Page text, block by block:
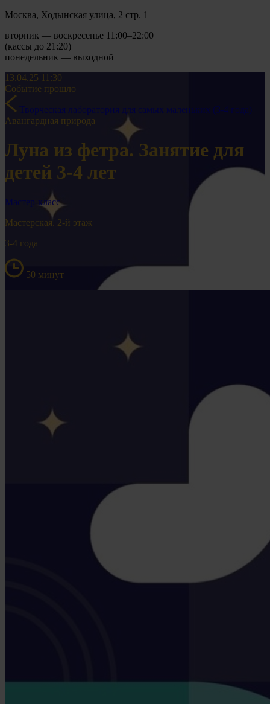
Москва, Ходынская улица, 2 стр. 1
вторник — воскресенье 11:00–22:00
(кассы до 21:20)
понедельник — выходной
13.04.25 11:30
Событие прошло
Творческая лаборатория для самых маленьких (3-4 года)
Авангардная природа
Луна из фетра. Занятие для
детей 3-4 лет
Мастер-класс
Мастерская. 2-й этаж
3-4 года
50 минут